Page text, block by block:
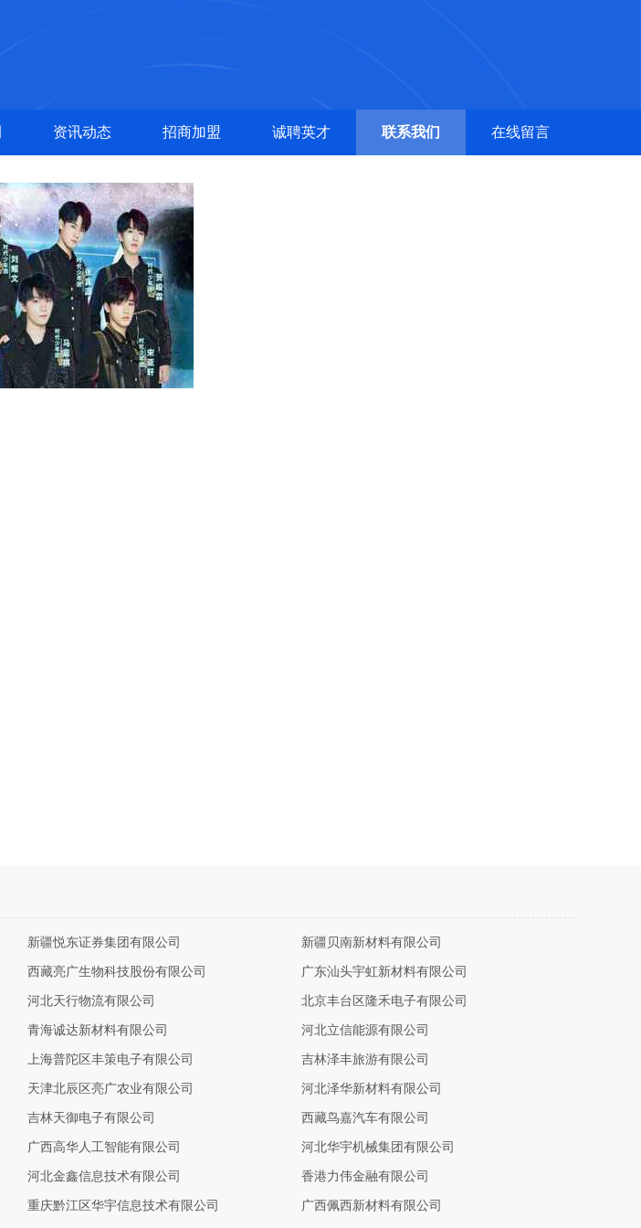
资讯动态 招商加盟 诚聘英才 联系我们 在线留言
新疆悦东证券集团有限公司 新疆贝南新材料有限公司
西藏亮广生物科技股份有限公司 广东汕头宇虹新材料有限公司
河北天行物流有限公司 北京丰台区隆禾电子有限公司
青海诚达新材料有限公司 河北立信能源有限公司
上海普陀区丰策电子有限公司 吉林泽丰旅游有限公司
天津北辰区亮广农业有限公司 河北泽华新材料有限公司
吉林天御电子有限公司 西藏鸟嘉汽车有限公司
广西高华人工智能有限公司 河北华宇机械集团有限公司
河北金鑫信息技术有限公司 香港力伟金融有限公司
重庆黔江区华宇信息技术有限公司 广西佩西新材料有限公司